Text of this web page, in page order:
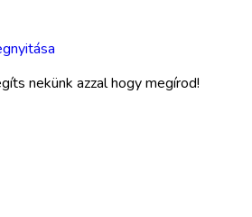
nekünk azzal hogy megírod!